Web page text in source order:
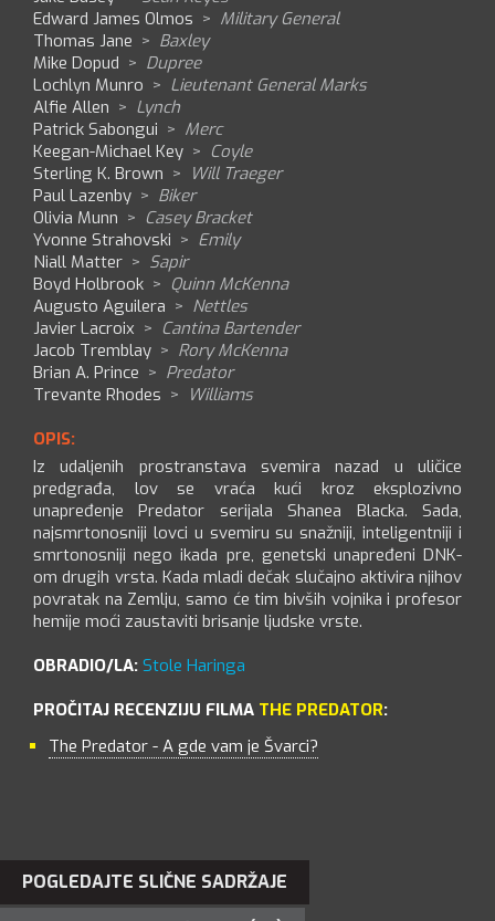
Edward James Olmos > Military General
Thomas Jane > Baxley
Mike Dopud > Dupree
Lochlyn Munro > Lieutenant General Marks
Alfie Allen > Lynch
Patrick Sabongui > Merc
Keegan-Michael Key > Coyle
Sterling K. Brown > Will Traeger
Paul Lazenby > Biker
Olivia Munn > Casey Bracket
Yvonne Strahovski > Emily
Niall Matter > Sapir
Boyd Holbrook > Quinn McKenna
Augusto Aguilera > Nettles
Javier Lacroix > Cantina Bartender
Jacob Tremblay > Rory McKenna
Brian A. Prince > Predator
Trevante Rhodes > Williams
OPIS:
Iz udaljenih prostranstava svemira nazad u uličice
predgrađa, lov se vraća kući kroz eksplozivno
unapređenje Predator serijala Shanea Blacka. Sada,
najsmrtonosniji lovci u svemiru su snažniji, inteligentniji i
smrtonosniji nego ikada pre, genetski unapređeni DNK-
om drugih vrsta. Kada mladi dečak slučajno aktivira njihov
povratak na Zemlju, samo će tim bivših vojnika i profesor
hemije moći zaustaviti brisanje ljudske vrste.
OBRADIO/LA: Stole Haringa
PROČITAJ RECENZIJU FILMA THE PREDATOR:
The Predator - A gde vam je Švarci?
POGLEDAJTE SLIČNE SADRŽAJE